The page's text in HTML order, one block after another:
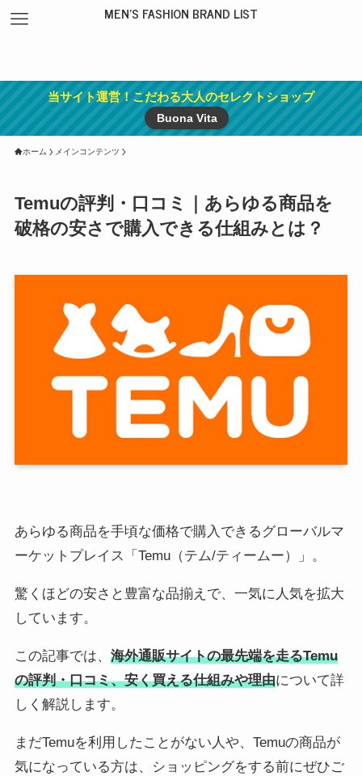
MEN'S FASHION BRAND LIST
当サイト運営！こだわる大人のセレクトショップ
Buona Vita
ホーム メインコンテンツ
Temuの評判・口コミ｜あらゆる商品を
破格の安さで購入できる仕組みとは？
あらゆる商品を手頃な価格で購入できるグローバルマ
ーケットプレイス「Temu（テム/ティームー）」。
驚くほどの安さと豊富な品揃えで、一気に人気を拡大
しています。
この記事では、 海外通販サイトの最先端を走るTemu
の評判・口コミ、安く買える仕組みや理由について詳
しく解説します。
まだTemuを利用したことがない人や、Temuの商品が
気になっている方は、ショッピングをする前にぜひご